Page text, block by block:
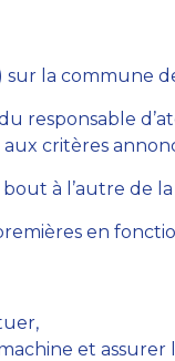
la commune
responsable
critères
à l’autre de
en
et